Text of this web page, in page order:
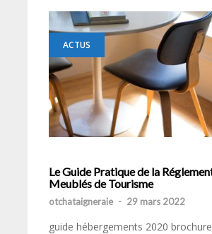
ACTUS
Le Guide Pratique de la
Meublés de Tourisme
otchataigneraie - 29 mars 2022
guide hébergements 2020